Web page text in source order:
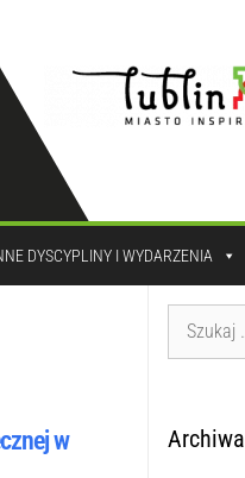
DYSCYPLINY I WYDARZENIA
w
Archiwa